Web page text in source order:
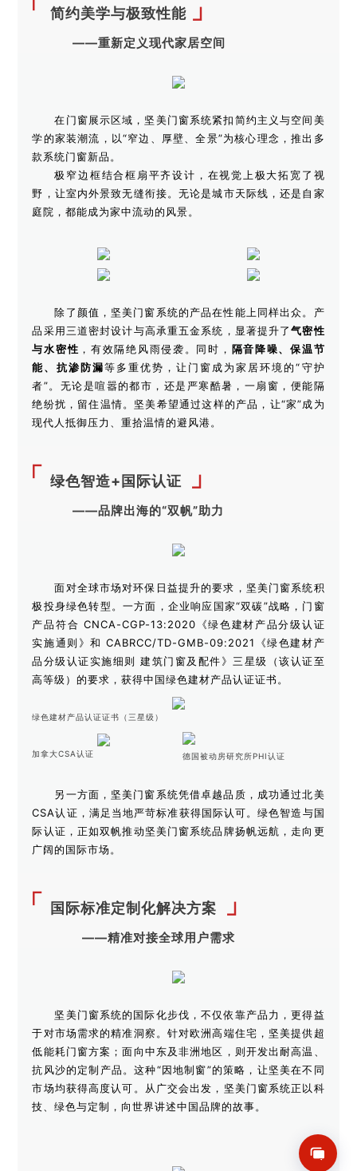
「简约美学与极致性能 」
——重新定义现代家居空间
在门窗展示区域，坚美门窗系统紧扣简约主义与空间美
学的家装潮流，以“窄边、厚壁、全景”为核心理念，推出多
款系统门窗新品。
极窄边框结合框扇平齐设计，在视觉上极大拓宽了视
野，让室内外景致无缝衔接。无论是城市天际线，还是自家
庭院，都能成为家中流动的风景。
除了颜值，坚美门窗系统的产品在性能上同样出众。产
品采用三道密封设计与高承重五金系统，显著提升了气密性
与水密性 ，有效隔绝风雨侵袭。同时， 隔音降噪、保温节
能、抗渗防漏等多重优势，让门窗成为家居环境的“守护
者”。无论是喧嚣的都市，还是严寒酷暑，一扇窗，便能隔
绝纷扰，留住温情。坚美希望通过这样的产品，让“家”成为
现代人抵御压力、重拾温情的避风港。
「绿色智造+国际认证 」
——品牌出海的“双帆”助力
面对全球市场对环保日益提升的要求，坚美门窗系统积
极投身绿色转型。一方面，企业响应国家“双碳”战略，门窗
产品符合 CNCA-CGP-13:2020《绿色建材产品分级认证
实施通则》和 CABRCC/TD-GMB-09:2021《绿色建材产
品分级认证实施细则 建筑门窗及配件》三星级（该认证至
高等级）的要求，获得中国绿色建材产品认证证书。
绿色建材产品认证证书（三星级）
加拿大CSA认证 德国被动房研究所PHI认证
另一方面，坚美门窗系统凭借卓越品质，成功通过北美
CSA认证，满足当地严苛标准获得国际认可。绿色智造与国
际认证，正如双帆推动坚美门窗系统品牌扬帆远航，走向更
广阔的国际市场。
「 国际标准定制化解决方案 」
——精准对接全球用户需求
坚美门窗系统的国际化步伐，不仅依靠产品力，更得益
于对市场需求的精准洞察。针对欧洲高端住宅，坚美提供超
低能耗门窗方案；面向中东及非洲地区，则开发出耐高温、
抗风沙的定制产品。这种“因地制窗”的策略，让坚美在不同
市场均获得高度认可。从广交会出发，坚美门窗系统正以科
技、绿色与定制，向世界讲述中国品牌的故事。